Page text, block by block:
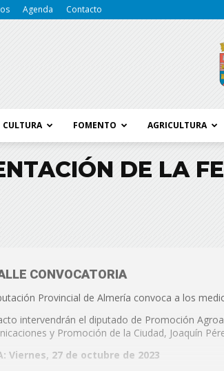
Agenda Contacto
CULTURA FOMENTO AGRICULTURA
DE LA
CONVOCATORIA
Provincial de Almería convoca a los
intervendrán el diputado de Promoción
y Promoción de la Ciudad, Joaquín
Viernes, 27 de octubre de 2023